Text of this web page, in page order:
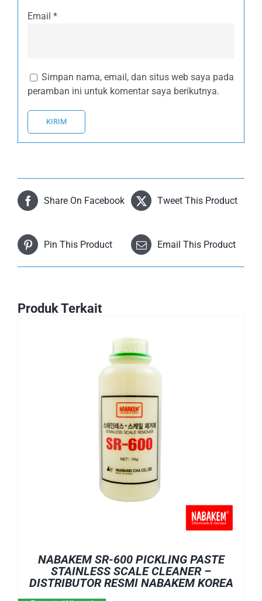
Email *
Simpan nama, email, dan situs web saya pada
peramban ini untuk komentar saya berikutnya.
Share On Facebook Tweet This Product
Pin This Product Email This Product
Produk Terkait
NABAKEM SR-600 PICKLING PASTE
STAINLESS SCALE CLEANER –
DISTRIBUTOR RESMI NABAKEM KOREA